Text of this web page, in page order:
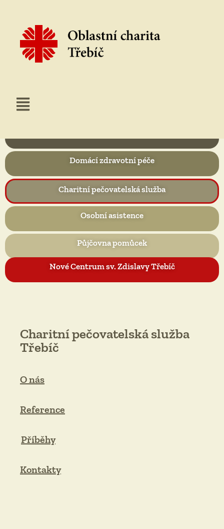
Domácí zdravotní péče
Charitní pečovatelská služba
Osobní asistence
Půjčovna pomůcek
Nové Centrum sv. Zdislavy Třebíč
Charitní pečovatelská služba
Třebíč
O nás
Reference
Příběhy
Kontakty